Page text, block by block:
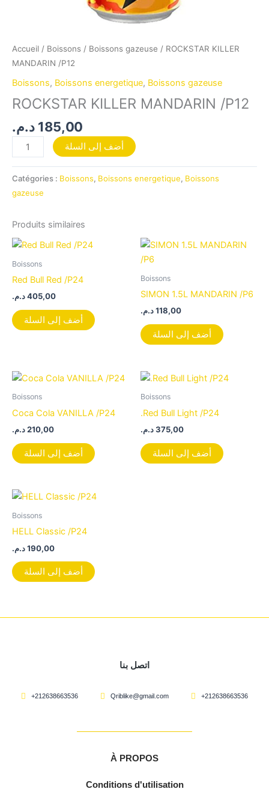
Accueil / Boissons / Boissons gazeuse / ROCKSTAR KILLER
MANDARIN /P12
Boissons, Boissons energetique, Boissons gazeuse
ROCKSTAR KILLER MANDARIN /P12
185,00 د.م.
أضف إلى السلة
Catégories : Boissons, Boissons energetique, Boissons
gazeuse
Produits similaires
Boissons
Red Bull Red /P24
405,00د.م.
أضف إلى السلة
Boissons
SIMON 1.5L MANDARIN /P6
118,00د.م.
أضف إلى السلة
Boissons
Coca Cola VANILLA /P24
210,00د.م.
أضف إلى السلة
Boissons
.Red Bull Light /P24
375,00د.م.
أضف إلى السلة
Boissons
HELL Classic /P24
190,00د.م.
أضف إلى السلة
اتصل بنا
+212638663536 Qriblike@gmail.com +212638663536
À PROPOS
Conditions d'utilisation